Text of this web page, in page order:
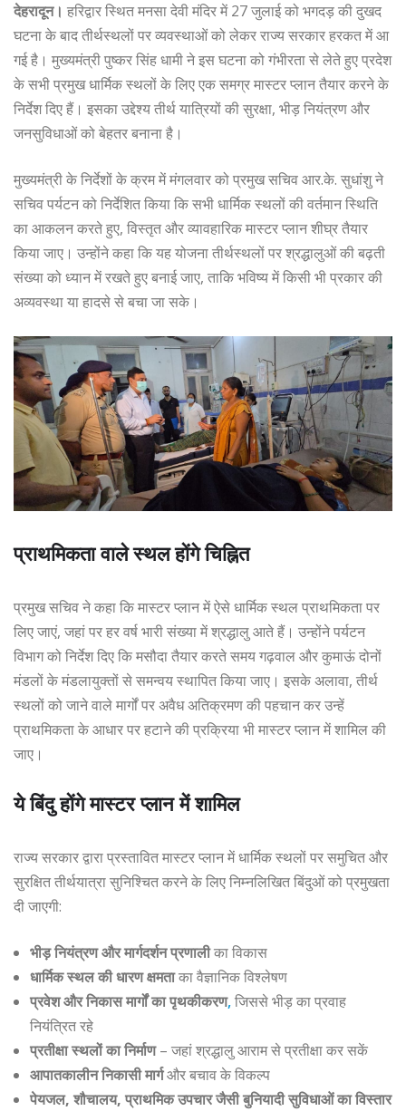
देहरादून। हरिद्वार स्थित मनसा देवी मंदिर में 27 जुलाई को भगदड़ की दुखद
घटना के बाद तीर्थस्थलों पर व्यवस्थाओं को लेकर राज्य सरकार हरकत में आ
गई है। मुख्यमंत्री पुष्कर सिंह धामी ने इस घटना को गंभीरता से लेते हुए प्रदेश
के सभी प्रमुख धार्मिक स्थलों के लिए एक समग्र मास्टर प्लान तैयार करने के
निर्देश दिए हैं। इसका उद्देश्य तीर्थ यात्रियों की सुरक्षा, भीड़ नियंत्रण और
जनसुविधाओं को बेहतर बनाना है।
मुख्यमंत्री के निर्देशों के क्रम में मंगलवार को प्रमुख सचिव आर.के. सुधांशु ने
सचिव पर्यटन को निर्देशित किया कि सभी धार्मिक स्थलों की वर्तमान स्थिति
का आकलन करते हुए, विस्तृत और व्यावहारिक मास्टर प्लान शीघ्र तैयार
किया जाए। उन्होंने कहा कि यह योजना तीर्थस्थलों पर श्रद्धालुओं की बढ़ती
संख्या को ध्यान में रखते हुए बनाई जाए, ताकि भविष्य में किसी भी प्रकार की
अव्यवस्था या हादसे से बचा जा सके।
प्राथमिकता वाले स्थल होंगे चिह्नित
प्रमुख सचिव ने कहा कि मास्टर प्लान में ऐसे धार्मिक स्थल प्राथमिकता पर
लिए जाएं, जहां पर हर वर्ष भारी संख्या में श्रद्धालु आते हैं। उन्होंने पर्यटन
विभाग को निर्देश दिए कि मसौदा तैयार करते समय गढ़वाल और कुमाऊं दोनों
मंडलों के मंडलायुक्तों से समन्वय स्थापित किया जाए। इसके अलावा, तीर्थ
स्थलों को जाने वाले मार्गों पर अवैध अतिक्रमण की पहचान कर उन्हें
प्राथमिकता के आधार पर हटाने की प्रक्रिया भी मास्टर प्लान में शामिल की
जाए।
ये बिंदु होंगे मास्टर प्लान में शामिल
राज्य सरकार द्वारा प्रस्तावित मास्टर प्लान में धार्मिक स्थलों पर समुचित और
सुरक्षित तीर्थयात्रा सुनिश्चित करने के लिए निम्नलिखित बिंदुओं को प्रमुखता
दी जाएगी:
भीड़ नियंत्रण और मार्गदर्शन प्रणालीका विकास
धार्मिक स्थल की धारण क्षमताका वैज्ञानिक विश्लेषण
प्रवेश और निकास मार्गों का पृथकीकरण,जिससे भीड़ का प्रवाह
नियंत्रित रहे
प्रतीक्षा स्थलों का निर्माण– जहां श्रद्धालु आराम से प्रतीक्षा कर सकें
आपातकालीन निकासी मार्गऔर बचाव के विकल्प
पेयजल, शौचालय, प्राथमिक उपचार जैसी बुनियादी सुविधाओं का विस्तार